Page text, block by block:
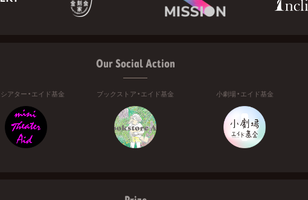
Our Social Action
アター・エイド基金 ブックストア・エイド基金 小劇場・エイド基金